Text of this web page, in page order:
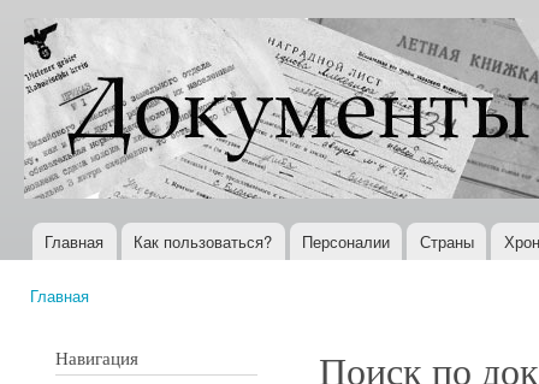
Документы
XX века
Всемирная
история в
Интернете
Главное меню
Главная Как пользоваться? Персоналии Страны
Главная
Навигация Поиск по